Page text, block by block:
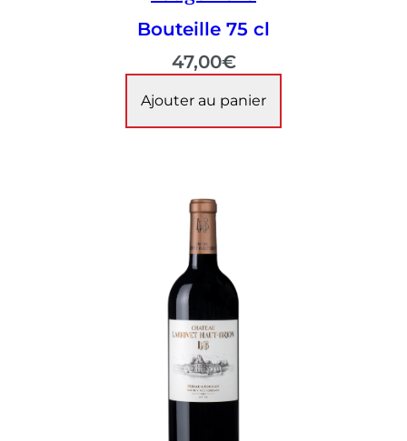
Bouteille 75 cl
47,00€
Ajouter au panier